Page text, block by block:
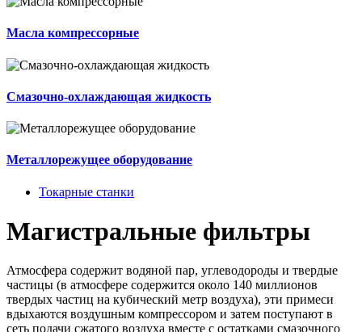
Масла компрессорные
Смазочно-охлаждающая жидкость
Металлорежущее оборудование
Токарные станки
Магистральные фильтры
Атмосфера содержит водяной пар, углеводороды и твердые
частицы (в атмосфере содержится около 140 миллионов
твердых частиц на кубический метр воздуха), эти примеси
вдыхаются воздушным компрессором и затем поступают в
сеть подачи сжатого воздуха вместе с остатками смазочного